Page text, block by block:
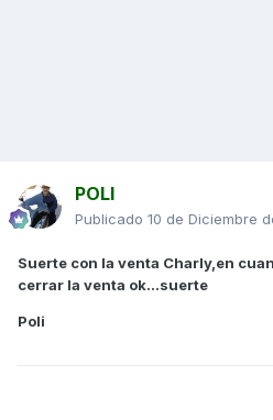
POLI
Publicado 10 de Diciembre
Suerte con la venta Charly,en
cerrar la venta ok...suerte
Poli